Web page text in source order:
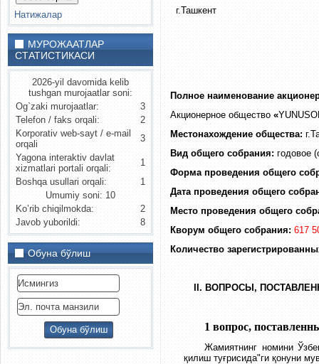
Натижалар
МУРОЖААТЛАР
СТАТИСТИКАСИ
2026-yil davomida kelib
tushgan murojaatlar soni:
Og`zaki murojaatlar:
3
Telefon / faks orqali:
2
Korporativ web-sayt / e-mail
orqali
3
Yagona interaktiv davlat
xizmatlari portali orqali:
1
Boshqa usullari orqali:
1
Umumiy soni: 10
Ko’rib chiqilmokda:
2
Javob yuborildi:
8
Обуна бўлиш
г.Ташкент
Полное наименование
Акционерное общество «
Местонахождение общества:
Вид общего собрания: годовое
Форма проведения общего
Дата проведения общего
Место проведения общего
Кворум общего собрания: 617
Количество
II. ВОПРОСЫ,
1 вопрос,
Жамиятнинг номини
қилиш туғрисида"ги қонуни